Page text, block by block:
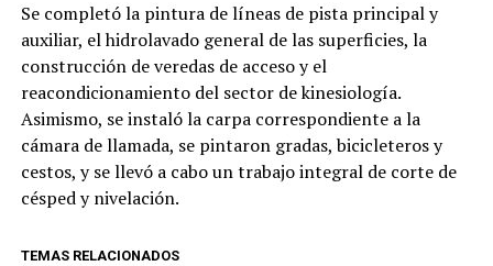
Se completó la pintura de líneas de pista principal y
auxiliar, el hidrolavado general de las superficies, la
construcción de veredas de acceso y el
reacondicionamiento del sector de kinesiología.
Asimismo, se instaló la carpa correspondiente a la
cámara de llamada, se pintaron gradas, bicicleteros y
cestos, y se llevó a cabo un trabajo integral de corte de
césped y nivelación.
TEMAS RELACIONADOS